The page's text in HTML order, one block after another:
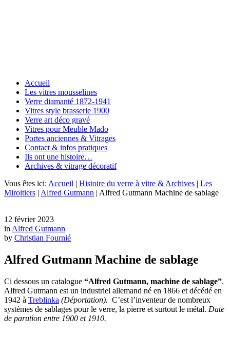
Accueil
Les vitres mousselines
Verre diamanté 1872-1941
Vitres style brasserie 1900
Verre art déco gravé
Vitres pour Meuble Mado
Portes anciennes & Vitrages
Contact & infos pratiques
Ils ont une histoire…
Archives & vitrage décoratif
Vous êtes ici: Accueil | Histoire du verre à vitre & Archives | Les
Miroitiers | Alfred Gutmann | Alfred Gutmann Machine de sablage
12 février 2023
in Alfred Gutmann
by Christian Fournié
Alfred Gutmann Machine de sablage
Ci dessous un catalogue “Alfred Gutmann, machine de sablage”.
Alfred Gutmann est un industriel allemand né en 1866 et décédé en
1942 à Treblinka (Déportation). C’est l’inventeur de nombreux
systèmes de sablages pour le verre, la pierre et surtout le métal. Date
de parution entre 1900 et 1910.